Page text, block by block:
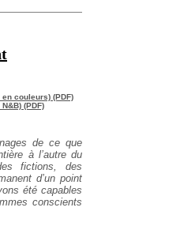
couleurs) (PDF)
(PDF)
de ce que
à l’autre du
fictions, des
d’un point
été capables
conscients